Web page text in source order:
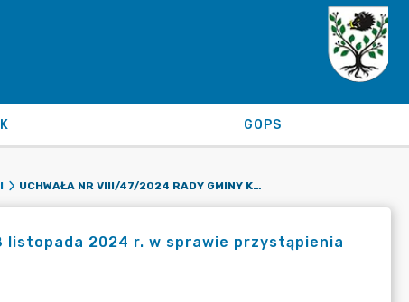
GOPS
UCHWAŁA NR VIII/47/2024 RADY GMINY KRUSZYNA Z DNIA 28 LISTOPADA 2024 R. W SPRAWIE PRZYSTĄPIENIA DO SPORZĄDZENIA PLANU OGÓLNEGO GMINY KRUSZYNA
listopada 2024 r. w sprawie przystąpienia